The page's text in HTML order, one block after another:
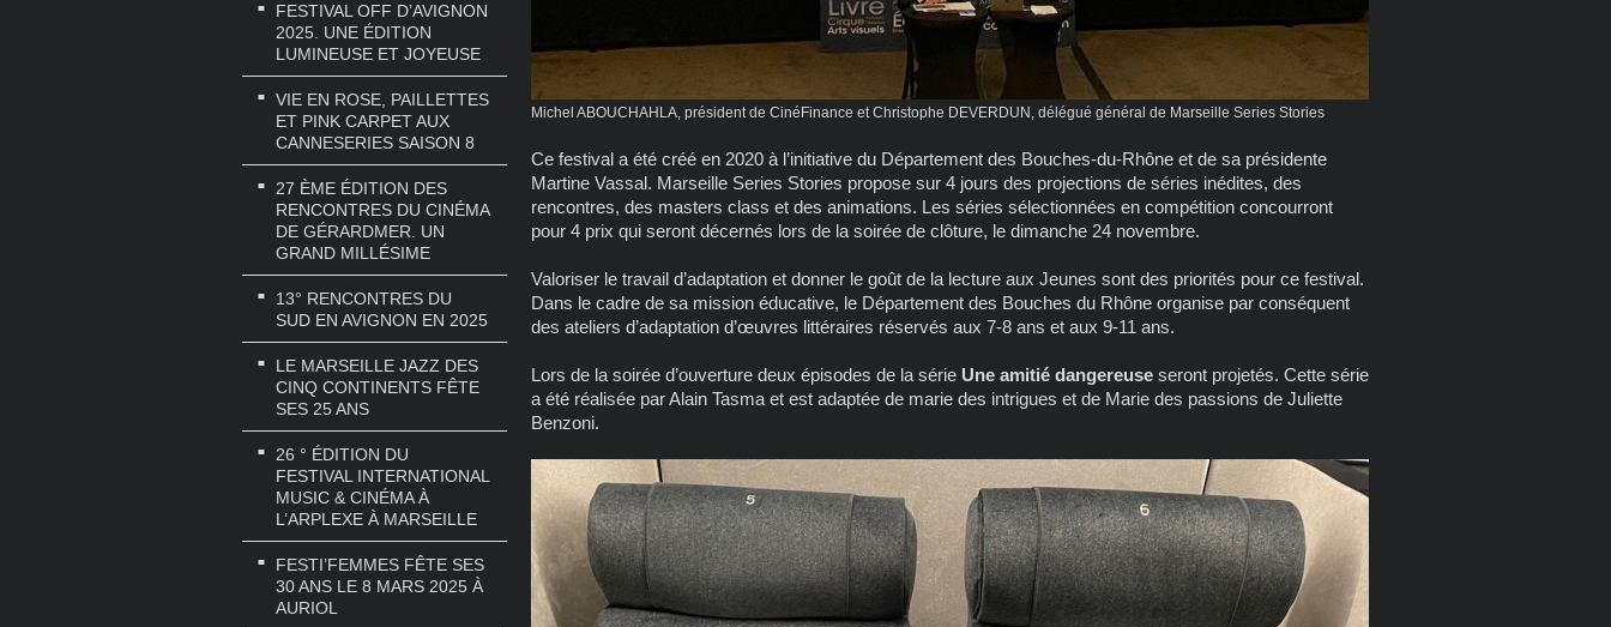
FESTIVAL OFF D’AVIGNON
2025. UNE ÉDITION
LUMINEUSE ET JOYEUSE
VIE EN ROSE, PAILLETTES
ET PINK CARPET AUX
CANNESERIES SAISON 8
27 ÈME ÉDITION DES
RENCONTRES DU CINÉMA
DE GÉRARDMER. UN
GRAND MILLÉSIME
13° RENCONTRES DU
SUD EN AVIGNON EN 2025
LE MARSEILLE JAZZ DES
CINQ CONTINENTS FÊTE
SES 25 ANS
26 ° ÉDITION DU
FESTIVAL INTERNATIONAL
MUSIC & CINÉMA À
L’ARPLEXE À MARSEILLE
FESTI’FEMMES FÊTE SES
30 ANS LE 8 MARS 2025 À
AURIOL
Michel ABOUCHAHLA, président de CinéFinance et Christophe DEVERDUN, délégué général de Marseille Series Stories
Ce festival a été créé en 2020 à l’initiative du Département des Bouches-du-Rhône et de sa présidente
Martine Vassal. Marseille Series Stories propose sur 4 jours des projections de séries inédites, des
rencontres, des masters class et des animations. Les séries sélectionnées en compétition concourront
pour 4 prix qui seront décernés lors de la soirée de clôture, le dimanche 24 novembre.
Valoriser le travail d’adaptation et donner le goût de la lecture aux Jeunes sont des priorités pour ce festival.
Dans le cadre de sa mission éducative, le Département des Bouches du Rhône organise par conséquent
des ateliers d’adaptation d’œuvres littéraires réservés aux 7-8 ans et aux 9-11 ans.
Lors de la soirée d’ouverture deux épisodes de la série Une amitié dangereuseseront projetés. Cette série
a été réalisée par Alain Tasma et est adaptée de marie des intrigues et de Marie des passions de Juliette
Benzoni.